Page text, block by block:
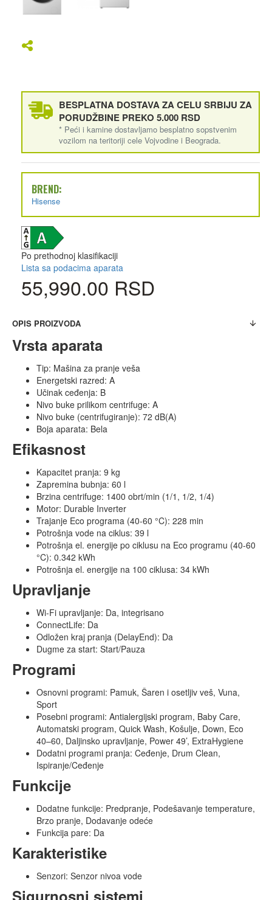
BESPLATNA DOSTAVA ZA CELU SRBIJU ZA
PORUDŽBINE PREKO 5.000 RSD
* Peći i kamine dostavljamo besplatno sopstvenim
vozilom na teritoriji cele Vojvodine i Beograda.
BREND:
Hisense
Po prethodnoj klasifikaciji
Lista sa podacima aparata
55,990.00 RSD
OPIS PROIZVODA
Vrsta aparata
Tip: Mašina za pranje veša
Energetski razred: A
Učinak ceđenja: B
Nivo buke prilikom centrifuge: A
Nivo buke (centrifugiranje): 72 dB(A)
Boja aparata: Bela
Efikasnost
Kapacitet pranja: 9 kg
Zapremina bubnja: 60 l
Brzina centrifuge: 1400 obrt/min (1/1, 1/2, 1/4)
Motor: Durable Inverter
Trajanje Eco programa (40-60 °C): 228 min
Potrošnja vode na ciklus: 39 l
Potrošnja el. energije po ciklusu na Eco programu (40-60
°C): 0.342 kWh
Potrošnja el. energije na 100 ciklusa: 34 kWh
Upravljanje
Wi-Fi upravljanje: Da, integrisano
ConnectLife: Da
Odložen kraj pranja (DelayEnd): Da
Dugme za start: Start/Pauza
Programi
Osnovni programi: Pamuk, Šaren i osetljiv veš, Vuna,
Sport
Posebni programi: Antialergijski program, Baby Care,
Automatski program, Quick Wash, Košulje, Down, Eco
40–60, Daljinsko upravljanje, Power 49’, ExtraHygiene
Dodatni programi pranja: Ceđenje, Drum Clean,
Ispiranje/Ceđenje
Funkcije
Dodatne funkcije: Predpranje, Podešavanje temperature,
Brzo pranje, Dodavanje odeće
Funkcija pare: Da
Karakteristike
Senzori: Senzor nivoa vode
Sigurnosni sistemi